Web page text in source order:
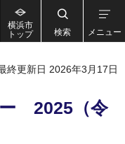
横浜市
トップ
検索 メニュー
終更新日 2026年3月17日
ー 2025（令